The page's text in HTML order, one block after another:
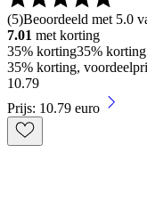
(5)Beoordeeld met 5.0
7.01 met korting
35% korting35% korting
35% korting,
10.79
Prijs: 10.79 euro